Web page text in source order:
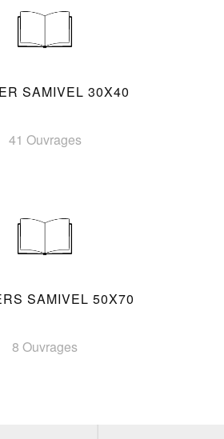
SAMIVEL 30X40
41 Ouvrages
SAMIVEL 50X70
8 Ouvrages